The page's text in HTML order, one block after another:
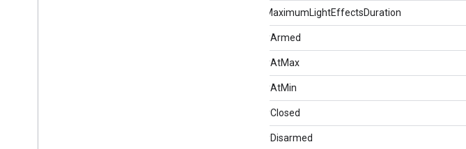
aboveMaximumLightEffectsDuration
alreadyArmed
alreadyAtMax
alreadyAtMin
alreadyClosed
alreadyDisarmed